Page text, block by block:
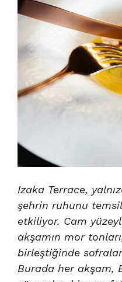
Izaka Terrace,
şehrin ruhunu
etkiliyor. Cam
akşamın mor
birleştiğinde
Burada her akşam,